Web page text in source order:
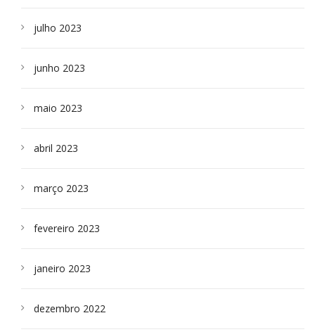
julho 2023
junho 2023
maio 2023
abril 2023
março 2023
fevereiro 2023
janeiro 2023
dezembro 2022